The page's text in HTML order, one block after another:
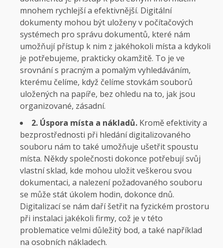
mnohem rychlejší a efektivnější. Digitální
dokumenty mohou být uloženy v počítačových
systémech pro správu dokumentů, které nám
umožňují přístup k nim z jakéhokoli místa a kdykoli
je potřebujeme, prakticky okamžitě. To je ve
srovnání s pracným a pomalým vyhledáváním,
kterému čelíme, když čelíme stovkám souborů
uložených na papíře, bez ohledu na to, jak jsou
organizované, zásadní.
2. Úspora místa a nákladů. Kromě efektivity a
bezprostřednosti při hledání digitalizovaného
souboru nám to také umožňuje ušetřit spoustu
místa. Někdy společnosti dokonce potřebují svůj
vlastní sklad, kde mohou uložit veškerou svou
dokumentaci, a nalezení požadovaného souboru
se může stát úkolem hodin, dokonce dnů.
Digitalizací se nám daří šetřit na fyzickém prostoru
při instalaci jakékoli firmy, což je v této
problematice velmi důležitý bod, a také například
na osobních nákladech.